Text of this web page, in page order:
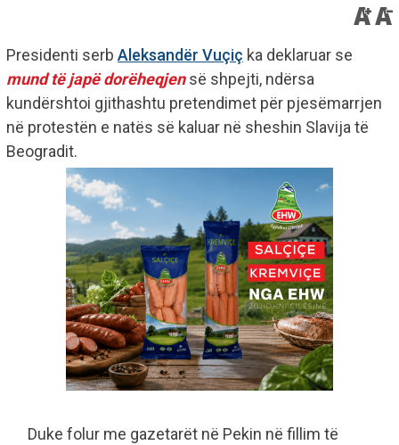
Presidenti serb Aleksandër Vuçiç ka deklaruar se
mund të japë dorëheqjensë shpejti, ndërsa
kundërshtoi gjithashtu pretendimet për pjesëmarrjen
në protestën e natës së kaluar në sheshin Slavija të
Beogradit.
Duke folur me gazetarët në Pekin në fillim të